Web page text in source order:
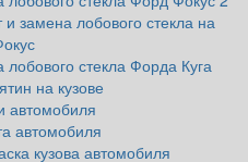
и замена лобового стекла на
лобового стекла Форда Куга
на кузове
автомобиля
автомобиля
кузова автомобиля